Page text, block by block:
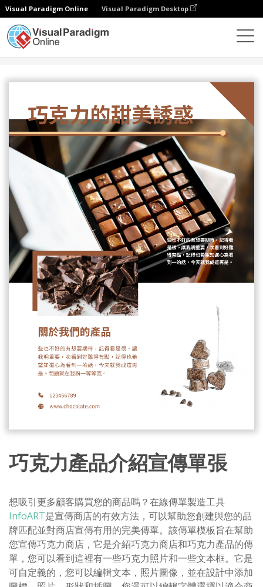
Visual Paradigm Online Visual Paradigm Desktop
巧克力產品介紹宣傳單張
想吸引更多顧客購買您的商品嗎？在線傳單製造工具
InfoART是宣傳商店的有效方法，可以幫助您創建與您的品
牌匹配並對商店宣傳有用的完美傳單。該傳單模板旨在幫助
您宣傳巧克力商店，它是介紹巧克力商店和巧克力產品的傳
單，您可以看到這裡有一些巧克力照片和一些文本框。它是
可自定義的，您可以編輯文本，照片圖像，並在設計中添加